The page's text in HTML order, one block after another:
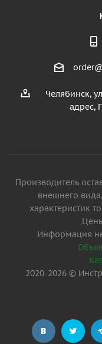
Челябинск,
адрес,
Производитель
внешнего
характеристик
Информация
2020-2026 ©